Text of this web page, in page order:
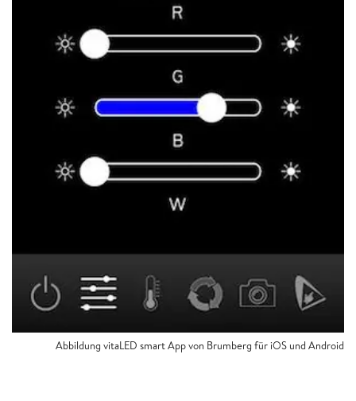
Abbildung vitaLED smart App von Brumberg für iOS und Android